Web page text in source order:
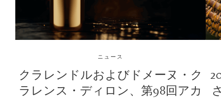
ニュース
クラレンドルおよびドメーヌ・ク
ラレンス・ディロン、第98回アカ